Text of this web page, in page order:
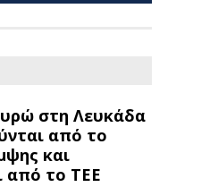
στη Λευκάδα
από το
και
από το ΤΕΕ